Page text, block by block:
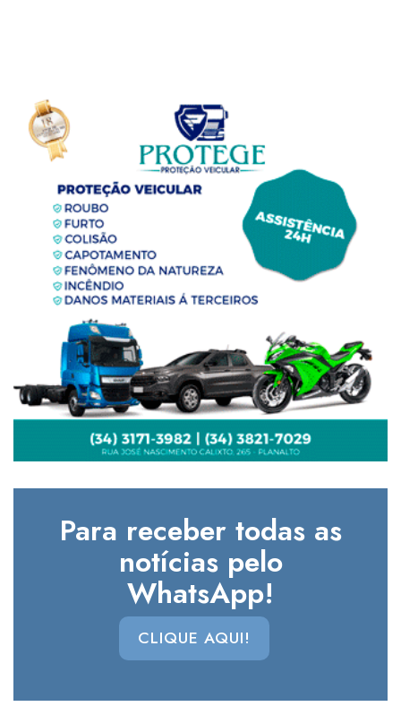
Para receber todas as
notícias pelo
WhatsApp!
CLIQUE AQUI!